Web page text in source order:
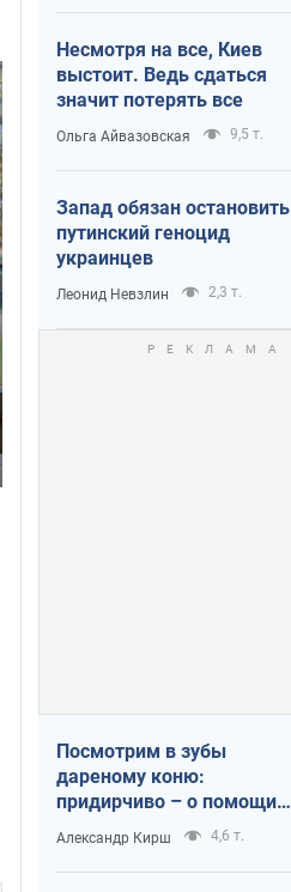
Несмотря на все, Киев
выстоит. Ведь сдаться
значит потерять все
Ольга Айвазовская 9,5 т.
Запад обязан остановить
путинский геноцид
украинцев
Леонид Невзлин 2,3 т.
Посмотрим в зубы
дареному коню:
придирчиво – о помощи
Украине
Александр Кирш 4,6 т.